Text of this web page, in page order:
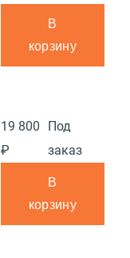
В
корзину
19 800
₽
Под
заказ
В
корзину